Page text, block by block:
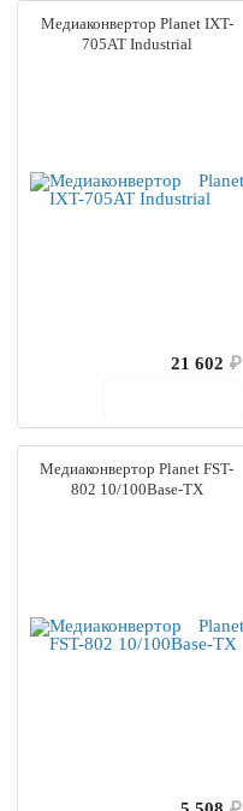
Медиаконвертор Planet IXT-
705AT Industrial
21 602 ₽
Медиаконвертор Planet FST-
802 10/100Base-TX